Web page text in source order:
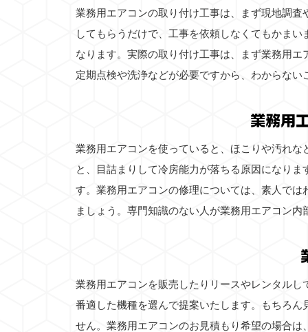
業務用エアコンの取り付け工事は、まず現地調
してもらうだけで、工事を依頼しなくてもかま
なります。実際の取り付け工事は、まず業務用
定期点検や洗浄などが必要ですから、わからな
業務用
業務用エアコンを使っていると、ほこりや汚れ
と、目詰まりして冷房能力が落ちる原因になり
す。業務用エアコンの修理については、素人で
ましょう。専門知識のない人が業務用エアコン
業務用エアコンを販売したりリースやレンタル
番適した機種を選んで提案いたします。もちろ
せん。業務用エアコンのお見積もり希望の場合